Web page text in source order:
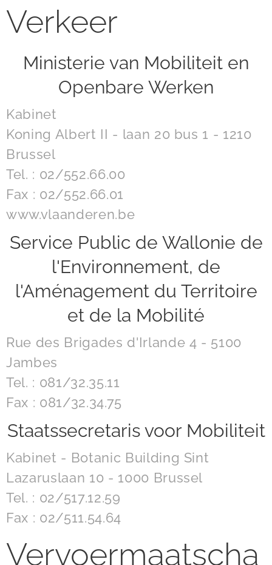
Verkeer
Ministerie van Mobiliteit en
Openbare Werken
Kabinet
Koning Albert II - laan 20 bus 1 - 1210
Brussel
Tel. : 02/552.66.00
Fax : 02/552.66.01
www.vlaanderen.be
Service Public de Wallonie de
l'Environnement, de
l'Aménagement du Territoire
et de la Mobilité
Rue des Brigades d'Irlande 4 - 5100
Jambes
Tel. : 081/32.35.11
Fax : 081/32.34.75
Staatssecretaris voor Mobiliteit
Kabinet - Botanic Building Sint
Lazaruslaan 10 - 1000 Brussel
Tel. : 02/517.12.59
Fax : 02/511.54.64
Vervoermaatscha